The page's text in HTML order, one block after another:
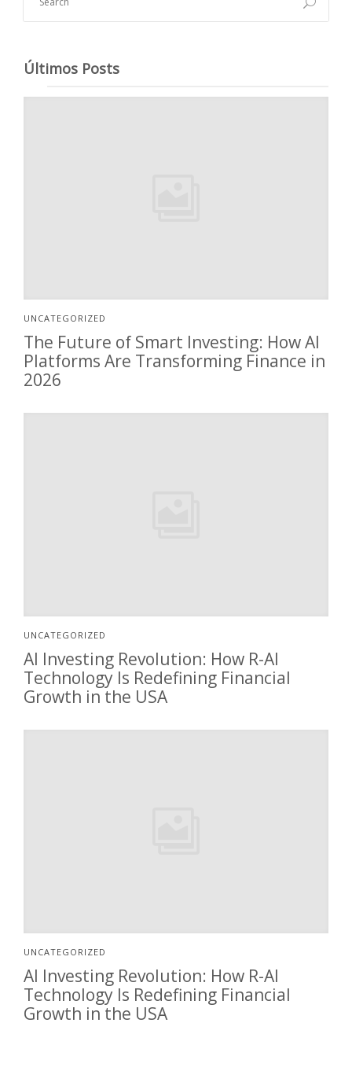
Últimos Posts
UNCATEGORIZED
The Future of Smart Investing: How AI
Platforms Are Transforming Finance in
2026
UNCATEGORIZED
AI Investing Revolution: How R-AI
Technology Is Redefining Financial
Growth in the USA
UNCATEGORIZED
AI Investing Revolution: How R-AI
Technology Is Redefining Financial
Growth in the USA